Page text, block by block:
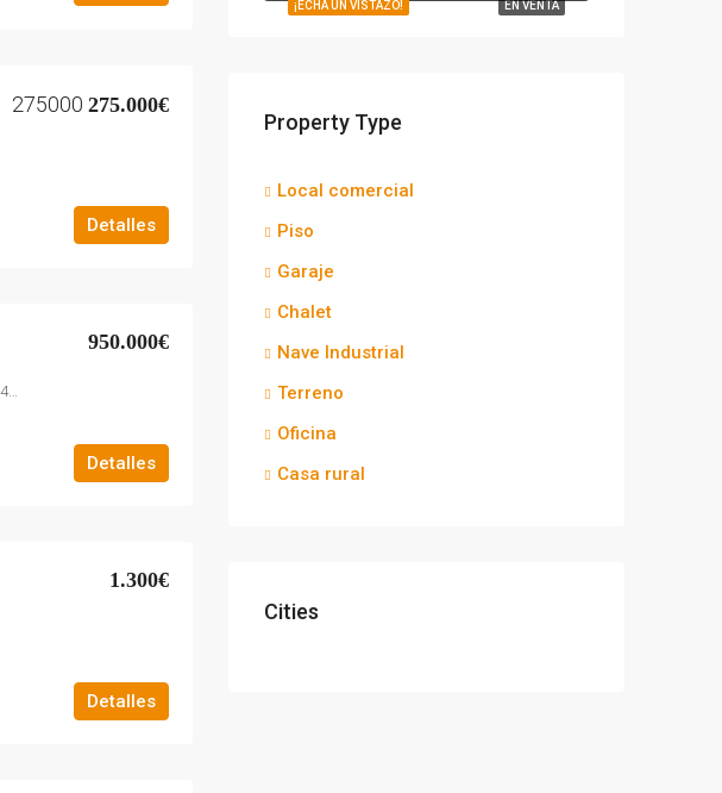
275000 275.000€
Detalles
950.000€
Margarita Maturana, Sallobente, Besoita, Berriz, Bizkaia, Euskadi, 48240, España
Detalles
1.300€
Detalles
EN VENTA
¡ECHA UN VISTAZO!
Property Type
Local comercial
Piso
Garaje
Chalet
Nave Industrial
Terreno
Oficina
Casa rural
Cities